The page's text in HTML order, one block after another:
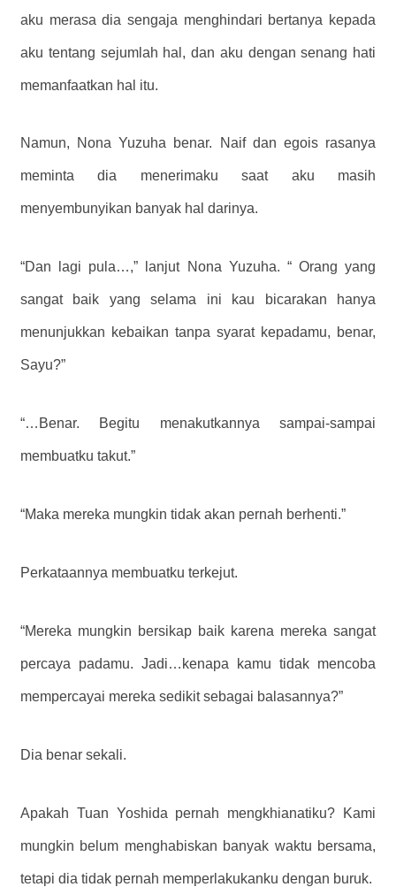
aku merasa dia sengaja menghindari bertanya kepada
aku tentang sejumlah hal, dan aku dengan senang hati
memanfaatkan hal itu.
Namun, Nona Yuzuha benar. Naif dan egois rasanya
meminta dia menerimaku saat aku masih
menyembunyikan banyak hal darinya.
“Dan lagi pula…,” lanjut Nona Yuzuha. “ Orang yang
sangat baik yang selama ini kau bicarakan hanya
menunjukkan kebaikan tanpa syarat kepadamu, benar,
Sayu?”
“…Benar. Begitu menakutkannya sampai-sampai
membuatku takut.”
“Maka mereka mungkin tidak akan pernah berhenti.”
Perkataannya membuatku terkejut.
“Mereka mungkin bersikap baik karena mereka sangat
percaya padamu. Jadi…kenapa kamu tidak mencoba
mempercayai mereka sedikit sebagai balasannya?”
Dia benar sekali.
Apakah Tuan Yoshida pernah mengkhianatiku? Kami
mungkin belum menghabiskan banyak waktu bersama,
tetapi dia tidak pernah memperlakukanku dengan buruk.